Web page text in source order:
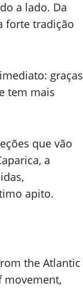
a lado. Da
forte tradição
graças
tem mais
que vão
a
apito.
the Atlantic
movement,